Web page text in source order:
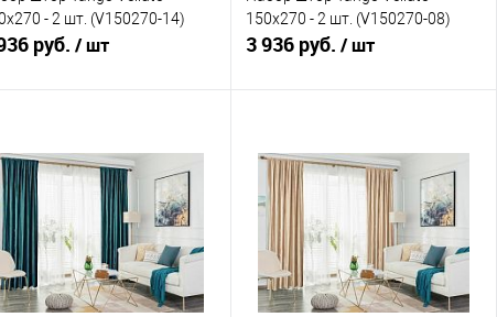
- 2 шт. (V150270-14)
руб. / шт
Купить в 1 клик
Сравнение
В избранное
В наличии
150x270 - 2 шт. (V150270-08)
3 936 руб. / шт
Купить в 1 клик
Сравнение
В избранное
В наличии